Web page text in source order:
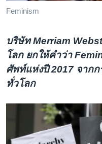
เลือกภาษา
Feminism
บริษัทMerriam
โลก ยกให้คำว่า
ศัพท์แห่งปี 2017 จาก
ทั่วโลก